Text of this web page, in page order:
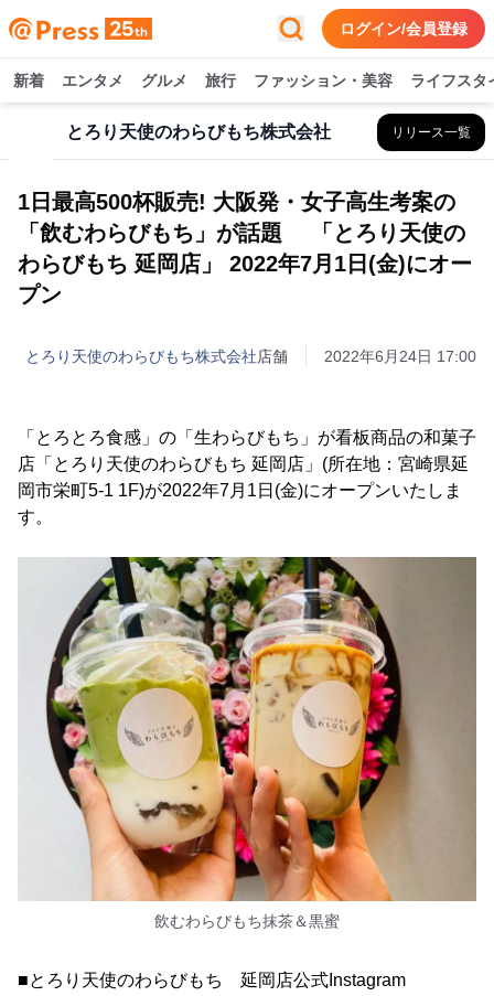
ログイン/会員登録
新着 エンタメ グルメ 旅行 ファッション・美容 ライフスタ
とろり天使のわらびもち株式会社 リリース一覧
1日最高500杯販売! 大阪発・女子高生考案の
「飲むわらびもち」が話題 「とろり天使の
わらびもち 延岡店」 2022年7月1日(金)にオー
プン
とろり天使のわらびもち株式会社店舗 2022年6月24日 17:00
「とろとろ食感」の「生わらびもち」が看板商品の和菓子
店「とろり天使のわらびもち 延岡店」(所在地：宮崎県延
岡市栄町5-1 1F)が2022年7月1日(金)にオープンいたしま
す。
飲むわらびもち抹茶＆黒蜜
■とろり天使のわらびもち 延岡店公式Instagram